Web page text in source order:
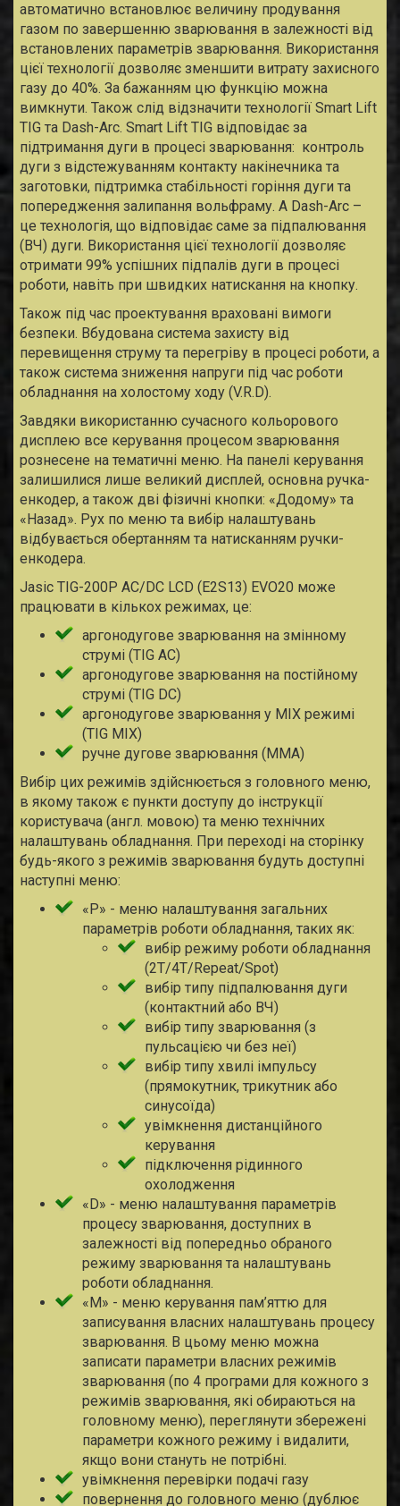
автоматично встановлює величину продування
газом по завершенню зварювання в залежності від
встановлених параметрів зварювання. Використання
цієї технології дозволяє зменшити витрату захисного
газу до 40%. За бажанням цю функцію можна
вимкнути. Також слід відзначити технології Smart Lift
TIG та Dash-Arc. Smart Lift TIG відповідає за
підтримання дуги в процесі зварювання: контроль
дуги з відстежуванням контакту накінечника та
заготовки, підтримка стабільності горіння дуги та
попередження залипання вольфраму. А Dash-Arc –
це технологія, що відповідає саме за підпалювання
(ВЧ) дуги. Використання цієї технології дозволяє
отримати 99% успішних підпалів дуги в процесі
роботи, навіть при швидких натискання на кнопку.
Також під час проектування враховані вимоги
безпеки. Вбудована система захисту від
перевищення струму та перегріву в процесі роботи, а
також система зниження напруги під час роботи
обладнання на холостому ходу (V.R.D).
Завдяки використанню сучасного кольорового
дисплею все керування процесом зварювання
рознесене на тематичні меню. На панелі керування
залишилися лише великий дисплей, основна ручка-
енкодер, а також дві фізичні кнопки: «Додому» та
«Назад». Рух по меню та вибір налаштувань
відбувається обертанням та натисканням ручки-
енкодера.
Jasic TIG-200P AC/DC LCD (E2S13) EVO20 може
працювати в кількох режимах, це:
аргонодугове зварювання на змінному
струмі (TIG AC)
аргонодугове зварювання на постійному
струмі (TIG DC)
аргонодугове зварювання у MIX режимі
(TIG MIX)
ручне дугове зварювання (MMA)
Вибір цих режимів здійснюється з головного меню,
в якому також є пункти доступу до інструкції
користувача (англ. мовою) та меню технічних
налаштувань обладнання. При переході на сторінку
будь-якого з режимів зварювання будуть доступні
наступні меню:
«Р» - меню налаштування загальних
параметрів роботи обладнання, таких як:
вибір режиму роботи обладнання
(2Т/4Т/Repeat/Spot)
вибір типу підпалювання дуги
(контактний або ВЧ)
вибір типу зварювання (з
пульсацією чи без неї)
вибір типу хвилі імпульсу
(прямокутник, трикутник або
синусоїда)
увімкнення дистанційного
керування
підключення рідинного
охолодження
«D» - меню налаштування параметрів
процесу зварювання, доступних в
залежності від попередньо обраного
режиму зварювання та налаштувань
роботи обладнання.
«М» - меню керування пам’яттю для
записування власних налаштувань процесу
зварювання. В цьому меню можна
записати параметри власних режимів
зварювання (по 4 програми для кожного з
режимів зварювання, які обираються на
головному меню), переглянути збережені
параметри кожного режиму і видалити,
якщо вони стануть не потрібні.
увімкнення перевірки подачі газу
повернення до головного меню (дублює